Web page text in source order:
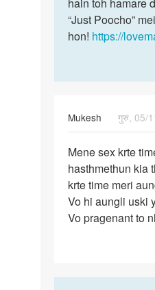
razia
hain toh hamare
“Just Poocho”
hon! https://
Mukesh
गुरु, 05/
Mene
sex
krte
time
wife
Mene sex krte
hasthmethun kia
krte time meri
Vo hi aungli uski
Vo pragenant to